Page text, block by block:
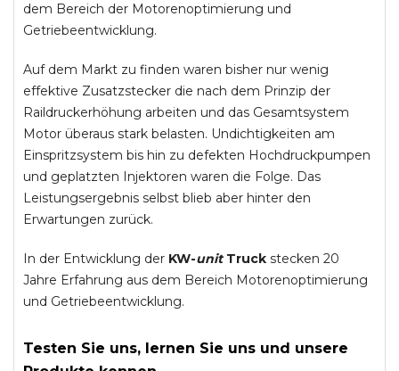
dem Bereich der Motorenoptimierung und
Getriebeentwicklung.
Auf dem Markt zu finden waren bisher nur wenig
effektive Zusatzstecker die nach dem Prinzip der
Raildruckerhöhung arbeiten und das Gesamtsystem
Motor überaus stark belasten. Undichtigkeiten am
Einspritzsystem bis hin zu defekten Hochdruckpumpen
und geplatzten Injektoren waren die Folge. Das
Leistungsergebnis selbst blieb aber hinter den
Erwartungen zurück.
In der Entwicklung der KW-unitTruck stecken 20
Jahre Erfahrung aus dem Bereich Motorenoptimierung
und Getriebeentwicklung.
Testen Sie uns, lernen Sie uns und unsere